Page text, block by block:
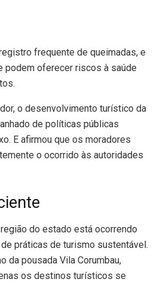
frequente de queimadas, e
podem oferecer riscos à saúde
o desenvolvimento turístico da
de políticas públicas
E afirmou que os moradores
o ocorrido às autoridades
do estado está ocorrendo
práticas de turismo sustentável.
da pousada Vila Corumbau,
os destinos turísticos se